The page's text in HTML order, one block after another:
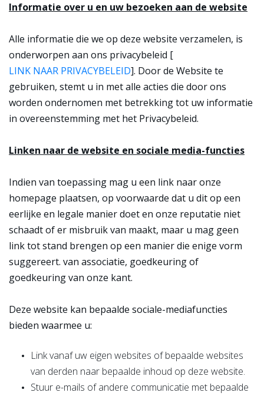
Informatie over u en uw bezoeken aan de website
Alle informatie die we op deze website verzamelen, is
onderworpen aan ons privacybeleid [
LINK NAAR PRIVACYBELEID]. Door de Website te
gebruiken, stemt u in met alle acties die door ons
worden ondernomen met betrekking tot uw informatie
in overeenstemming met het Privacybeleid.
Linken naar de website en sociale media-functies
Indien van toepassing mag u een link naar onze
homepage plaatsen, op voorwaarde dat u dit op een
eerlijke en legale manier doet en onze reputatie niet
schaadt of er misbruik van maakt, maar u mag geen
link tot stand brengen op een manier die enige vorm
suggereert. van associatie, goedkeuring of
goedkeuring van onze kant.
Deze website kan bepaalde sociale-mediafuncties
bieden waarmee u:
Link vanaf uw eigen websites of bepaalde websites
van derden naar bepaalde inhoud op deze website.
Stuur e-mails of andere communicatie met bepaalde